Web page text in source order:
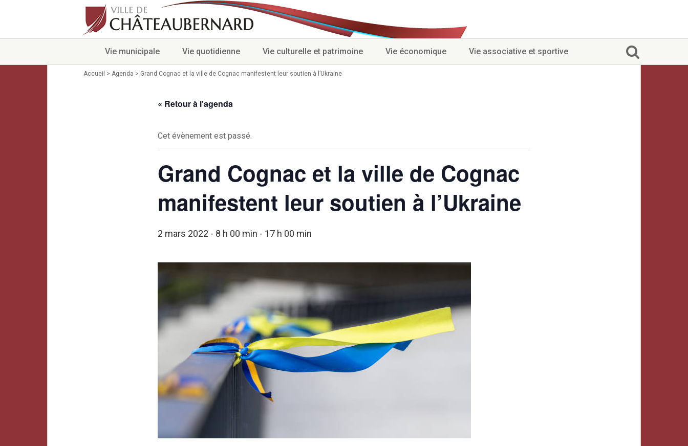
Vie municipale Vie quotidienne Vie culturelle et patrimoine Vie économique Vie associative et sportive
Accueil > Agenda > Grand Cognac et la ville de Cognac manifestent leur soutien à l’Ukraine
« Retour à l'agenda
Cet évènement est passé.
Grand Cognac et la ville de Cognac
manifestent leur soutien à l’Ukraine
2 mars 2022 - 8 h 00 min - 17 h 00 min